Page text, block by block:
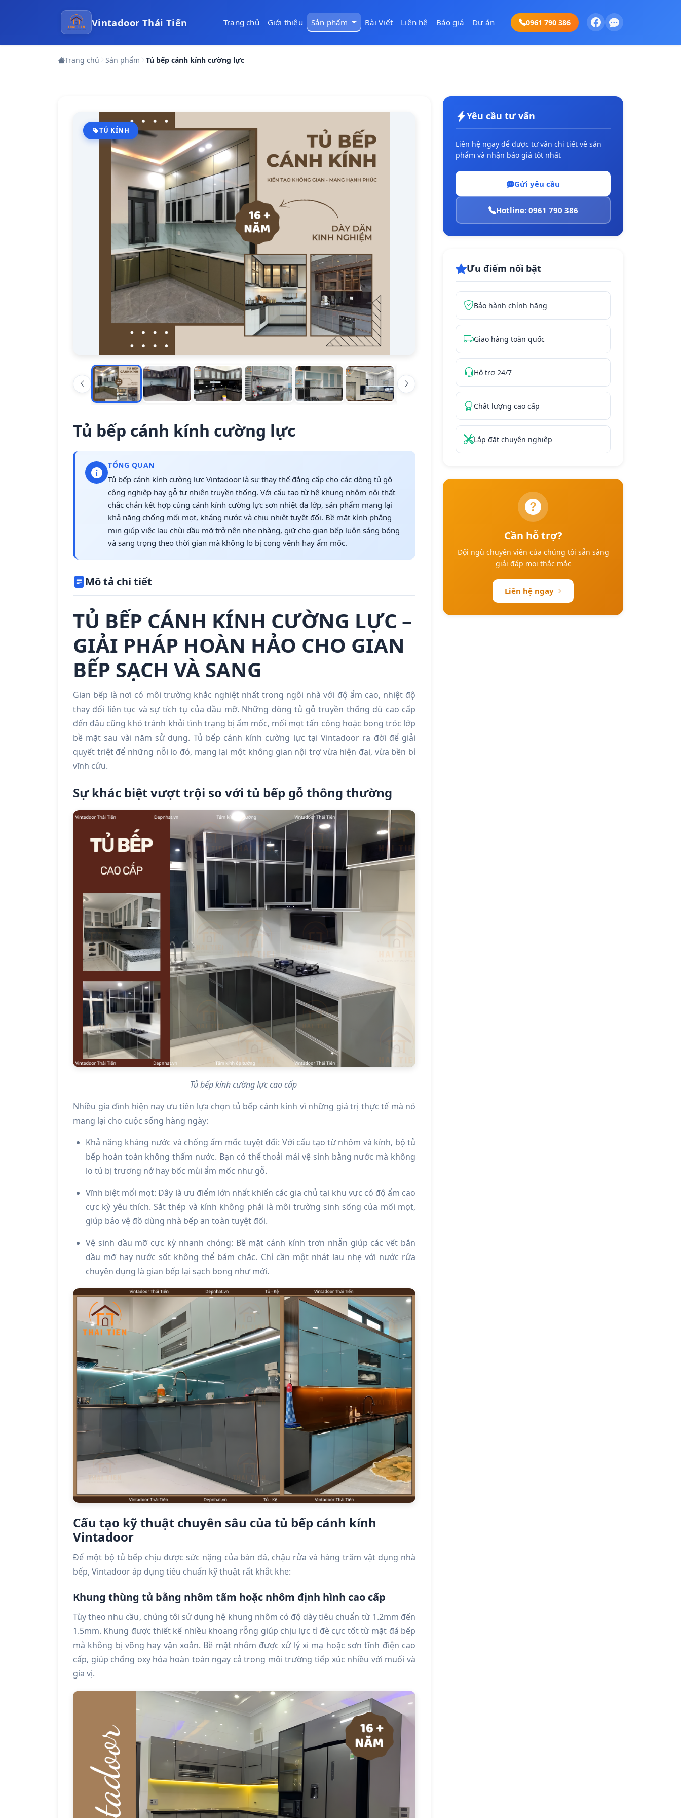
Vintadoor Thái Tiến Trang chủ Giới thiệu Sản phẩm Bài Viết Liên hệ Báo giá Dự án 0961 790 386
Trang chủ Sản phẩm Tủ bếp cánh kính cường lực
TỦ KÍNH
Tủ bếp cánh kính cường lực
TỔNG QUAN
Tủ bếp cánh kính cường lực Vintadoor là sự thay thế đẳng cấp cho các dòng tủ gỗ
công nghiệp hay gỗ tự nhiên truyền thống. Với cấu tạo từ hệ khung nhôm nội thất
chắc chắn kết hợp cùng cánh kính cường lực sơn nhiệt đa lớp, sản phẩm mang lại
khả năng chống mối mọt, kháng nước và chịu nhiệt tuyệt đối. Bề mặt kính phẳng
mịn giúp việc lau chùi dầu mỡ trở nên nhẹ nhàng, giữ cho gian bếp luôn sáng bóng
và sang trọng theo thời gian mà không lo bị cong vênh hay ẩm mốc.
Mô tả chi tiết
TỦ BẾP CÁNH KÍNH CƯỜNG LỰC –
GIẢI PHÁP HOÀN HẢO CHO GIAN
BẾP SẠCH VÀ SANG
Gian bếp là nơi có môi trường khắc nghiệt nhất trong ngôi nhà với độ ẩm cao, nhiệt độ
thay đổi liên tục và sự tích tụ của dầu mỡ. Những dòng tủ gỗ truyền thống dù cao cấp
đến đâu cũng khó tránh khỏi tình trạng bị ẩm mốc, mối mọt tấn công hoặc bong tróc lớp
bề mặt sau vài năm sử dụng. Tủ bếp cánh kính cường lực tại Vintadoor ra đời để giải
quyết triệt để những nỗi lo đó, mang lại một không gian nội trợ vừa hiện đại, vừa bền bỉ
vĩnh cửu.
Sự khác biệt vượt trội so với tủ bếp gỗ thông thường
Tủ bếp kính cường lực cao cấp
Nhiều gia đình hiện nay ưu tiên lựa chọn tủ bếp cánh kính vì những giá trị thực tế mà nó
mang lại cho cuộc sống hàng ngày:
Khả năng kháng nước và chống ẩm mốc tuyệt đối: Với cấu tạo từ nhôm và kính, bộ tủ
bếp hoàn toàn không thấm nước. Bạn có thể thoải mái vệ sinh bằng nước mà không
lo tủ bị trương nở hay bốc mùi ẩm mốc như gỗ.
Vĩnh biệt mối mọt: Đây là ưu điểm lớn nhất khiến các gia chủ tại khu vực có độ ẩm cao
cực kỳ yêu thích. Sắt thép và kính không phải là môi trường sinh sống của mối mọt,
giúp bảo vệ đồ dùng nhà bếp an toàn tuyệt đối.
Vệ sinh dầu mỡ cực kỳ nhanh chóng: Bề mặt cánh kính trơn nhẵn giúp các vết bắn
dầu mỡ hay nước sốt không thể bám chắc. Chỉ cần một nhát lau nhẹ với nước rửa
chuyên dụng là gian bếp lại sạch bong như mới.
Cấu tạo kỹ thuật chuyên sâu của tủ bếp cánh kính
Vintadoor
Để một bộ tủ bếp chịu được sức nặng của bàn đá, chậu rửa và hàng trăm vật dụng nhà
bếp, Vintadoor áp dụng tiêu chuẩn kỹ thuật rất khắt khe:
Khung thùng tủ bằng nhôm tấm hoặc nhôm định hình cao cấp
Tùy theo nhu cầu, chúng tôi sử dụng hệ khung nhôm có độ dày tiêu chuẩn từ 1.2mm đến
1.5mm. Khung được thiết kế nhiều khoang rỗng giúp chịu lực tì đè cực tốt từ mặt đá bếp
mà không bị võng hay vặn xoắn. Bề mặt nhôm được xử lý xi mạ hoặc sơn tĩnh điện cao
cấp, giúp chống oxy hóa hoàn toàn ngay cả trong môi trường tiếp xúc nhiều với muối và
gia vị.
Yêu cầu tư vấn
Liên hệ ngay để được tư vấn chi tiết về sản
phẩm và nhận báo giá tốt nhất
Gửi yêu cầu
Hotline: 0961 790 386
Ưu điểm nổi bật
Bảo hành chính hãng
Giao hàng toàn quốc
Hỗ trợ 24/7
Chất lượng cao cấp
Lắp đặt chuyên nghiệp
Cần hỗ trợ?
Đội ngũ chuyên viên của chúng tôi sẵn sàng
giải đáp mọi thắc mắc
Liên hệ ngay